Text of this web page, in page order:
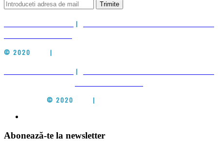
Trimite
|
© 2020 |
|
© 2020 |
Abonează-te la newsletter